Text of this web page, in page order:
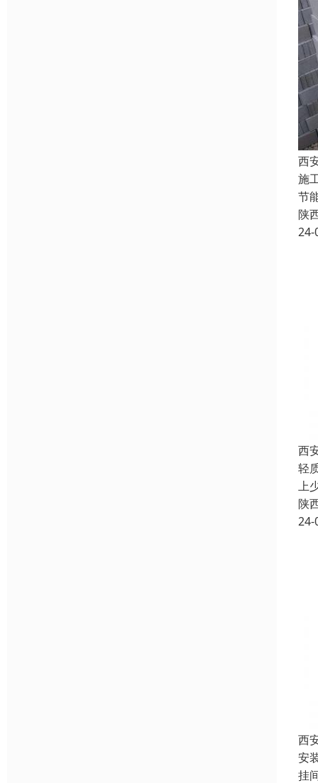
西
施
节
陕
24-
西
轻
上
陕
24-
西
安
挂